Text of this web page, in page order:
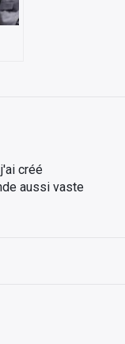
créé
aussi vaste